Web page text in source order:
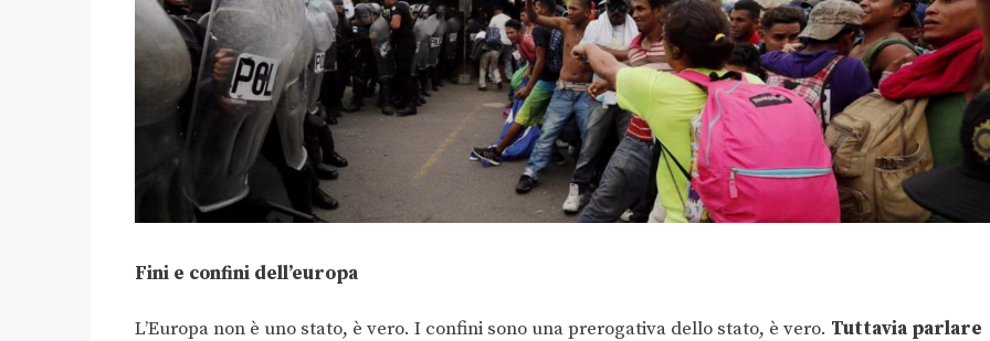
Fini e confini dell’europa
L’Europa non è uno stato, è vero. I confini sono una prerogativa dello stato, è vero. Tuttavia parlare